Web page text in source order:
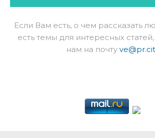
Если Вам есть, о чем рассказать
есть темы для интересных
нам на почту